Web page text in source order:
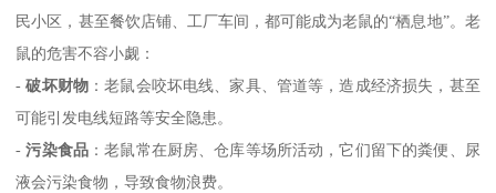
民小区，甚至餐饮店铺、工厂车间，都可能成为老鼠的“栖息地”。老
鼠的危害不容小觑：
-破坏财物 ：老鼠会咬坏电线、家具、管道等，造成经济损失，甚至
可能引发电线短路等安全隐患。
-污染食品 ：老鼠常在厨房、仓库等场所活动，它们留下的粪便、尿
液会污染食物，导致食物浪费。